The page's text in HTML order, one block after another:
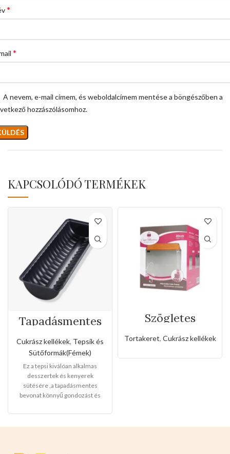
*
*
A nevem, e-mail címem, és weboldalcímem mentése a böngészőben a
hozzászólásomhoz.
KAPCSOLÓDÓ TERMÉKEK
Tapadásmentes
forma(Közepes
méret)
Cukrász kellékek, Tepsik és
Sütőformák(Fémek)
Ez a tepsi kiválóan alkalmas
desszertek és kenyerek
sütésére ,a tapadásmentes
bevonat könnyű gondozást és
könnyen levehet,ez megkönnyíti
Szögletes
rozsdamentes
állítható
sütőkeret-20cm
Tortakeret, Cukrász kellékek